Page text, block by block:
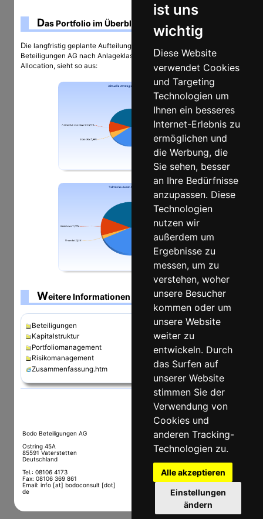
ist uns
wichtig
Diese Website
verwendet Cookies
und Targeting
Technologien um
Ihnen ein besseres
Internet-Erlebnis zu
ermöglichen und
die Werbung, die
Sie sehen, besser
an Ihre Bedürfnisse
anzupassen. Diese
Technologien
nutzen wir
außerdem um
Ergebnisse zu
messen, um zu
verstehen, woher
unsere Besucher
kommen oder um
unsere Website
weiter zu
entwickeln. Durch
das Surfen auf
unserer Website
stimmen Sie der
Verwendung von
Cookies und
anderen Tracking-
Technologien zu.
Alle akzeptieren
Einstellungen
ändern
Das Portfolio im Überblick
Die langfristig geplante Aufteilung des Portfolios der Bodo
Beteiligungen AG nach Anlageklassen, die strategische Asset
Allocation, sieht so aus:
Weitere Informationen zum Portfolio
Beteiligungen
Kapitalstruktur
Portfoliomanagement
Risikomanagement
Zusammenfassung.htm
nach oben
Bodo Beteiligungen AG
Ostring 45A
85591 Vaterstetten
Deutschland
Tel.:08106 4173
Fax:08106 369 861
Email:info [at] bodoconsult [dot]
de
Erstellt: 07.08.2026 20:02
Impressum
Datenschutz
Über diese Webseite
Sitemap